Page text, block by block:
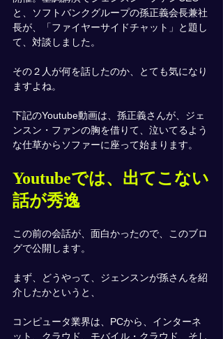
と、ソフトバンクグループの孫正義会長兼社
長が、「ファイヤーサイドチャット」と題し
て、対談しました。
その２人が何を話したのか、とても気になり
ますよね。
下記のYoutube動画は、孫正義さんが、ジェ
ンスン・ファンの胸を借りて、泣いてるよう
な仕草からソファーに座って始まります。
Youtubeでは、出てこない
話が秀逸
この前の会話が、面白かったので、このブロ
グで公開します。
まず、どうやって、ジェンスンが孫さんを紹
介したかというと、
コンピュータ業界は、PCから、インターネ
ット、クラウド、モバイル・クラウド、そし